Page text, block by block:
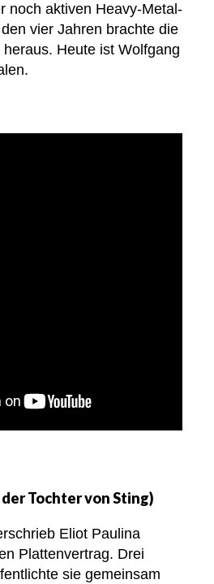
noch aktiven Heavy-Metal-
vier Jahren brachte die
Heute ist Wolfgang
Tochter von Sting)
Eliot Paulina
Plattenvertrag. Drei
sie gemeinsam